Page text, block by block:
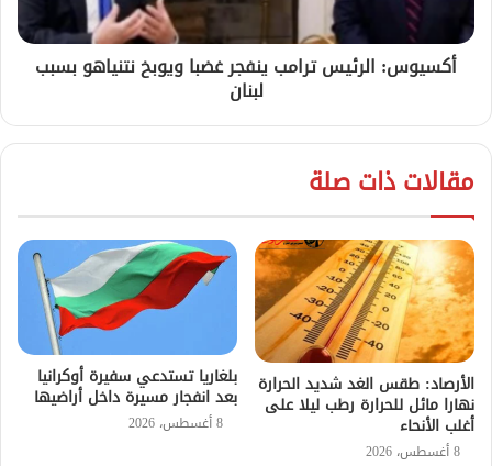
أكسيوس: الرئيس ترامب ينفجر غضبا ويوبخ نتنياهو بسبب
لبنان
مقالات ذات صلة
الأرصاد: طقس الغد شديد الحرارة
نهارا مائل للحرارة رطب ليلا على
أغلب الأنحاء
8 أغسطس، 2026
بلغاريا تستدعي سفيرة أوكرانيا
بعد انفجار مسيرة داخل أراضيها
8 أغسطس، 2026